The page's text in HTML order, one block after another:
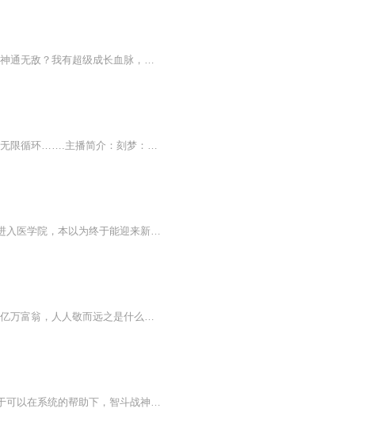
【内容简介】我有超强升级系统，一天一级，三百六十五天挂机修炼。你天生血脉，神通无敌？我有超级成长血脉，能吞万千血脉于一身，无限成长，见谁吞谁。你背靠超强势力，资源宝物无数？那不好意思，我随便杀只猪都能够爆出灵宝神器，就问你怕不怕。这是一个主角携带超强升级系统，穿越异界，各种横推打怪升级的故事。【作者简介】作者：阿里阿朵，文坛耕耘多年的老作者，凭借《超强升级系统》挤入掌中年度潜力新人。【主播简介】出品：畅读书城演播： 呛呛Blah呛呛Blah：201...
上门赘婿，过了三年没有尊严的生活，在准备结束生命的时候，却发现整个世界开始无限循环…….主播简介：刻梦：实力派全声线男播，代表作《罗浮》、《邪魅王爷绝色妃》、《绝世医后倾天下》、《弃女毒妃：王上是戏精》等。四月天：新生代实力派女播，热爱配...
内容简介 因为一次无偿捐精，方辰成为了苦逼的宝爸。 大学带娃三年，以硕士毕业进入医学院，本以为终于能迎来新生。 可等待他的。 却是房租、水电，奶粉费，以及主任的打压，和女友的分手。 人生最艰难的时刻，他笑对人生，继续带娃。
醒来，自带装逼系统，系统带你撩妹带你装逼带你飞，从穷光带，迎娶白富美，再到亿万富翁，人人敬而远之是什么体验.....“你有什么要求”白富美“我要入赘你们江家”“好”白富美“那你叫我一声老公”“老 ...公”
更新时间：每天中午18：00更新两集~ 经历过108次重生之后，林森发现，自己终于可以在系统的帮助下，智斗战神，成为一个逆袭的反派，并且还在这条反派之路上越走越远，戏弄着拥有了各种主角模板的大咖！